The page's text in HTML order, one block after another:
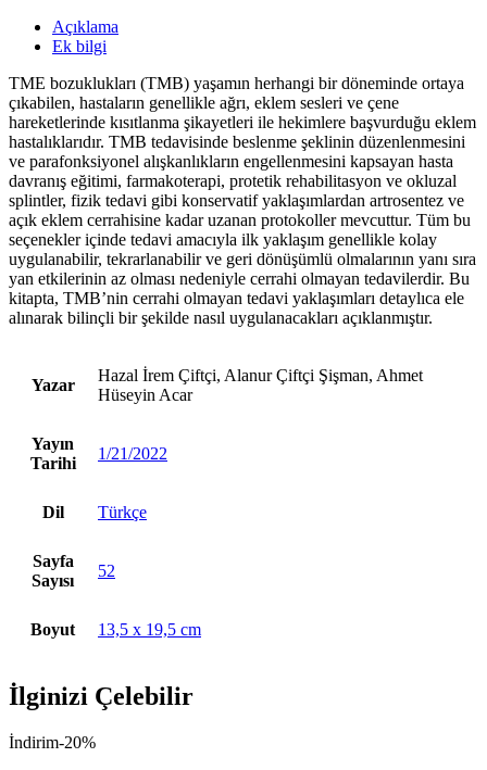
Açıklama
Ek bilgi
TME bozuklukları (TMB) yaşamın herhangi bir döneminde ortaya
çıkabilen, hastaların genellikle ağrı, eklem sesleri ve çene
hareketlerinde kısıtlanma şikayetleri ile hekimlere başvurduğu eklem
hastalıklarıdır. TMB tedavisinde beslenme şeklinin düzenlenmesini
ve parafonksiyonel alışkanlıkların engellenmesini kapsayan hasta
davranış eğitimi, farmakoterapi, protetik rehabilitasyon ve okluzal
splintler, fizik tedavi gibi konservatif yaklaşımlardan artrosentez ve
açık eklem cerrahisine kadar uzanan protokoller mevcuttur. Tüm bu
seçenekler içinde tedavi amacıyla ilk yaklaşım genellikle kolay
uygulanabilir, tekrarlanabilir ve geri dönüşümlü olmalarının yanı sıra
yan etkilerinin az olması nedeniyle cerrahi olmayan tedavilerdir. Bu
kitapta, TMB’nin cerrahi olmayan tedavi yaklaşımları detaylıca ele
alınarak bilinçli bir şekilde nasıl uygulanacakları açıklanmıştır.
Yazar
Hazal İrem Çiftçi, Alanur Çiftçi Şişman, Ahmet
Hüseyin Acar
Yayın
Tarihi
1/21/2022
Dil Türkçe
Sayfa
Sayısı
52
Boyut 13,5 x 19,5 cm
İlginizi Çelebilir
İndirim-20%